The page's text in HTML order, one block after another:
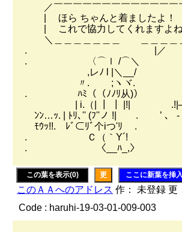
／￣￣￣￣￣￣￣￣￣￣￣￣￣
| ほら ちゃんと着ましたよ！
| これで協力してくれますよね
＼＿＿＿＿＿＿＿ ＿＿＿＿＿
. |／ . | んー
. 〈⌒ｌ /⌒＼ | や
,レﾉ l |＼__/ ,. ‐-ｰ- 、
〃. ;ヽヾ.
. ﾊﾐ（（ﾉﾉﾘ从)） ﾉﾊハ
| i.（| ┃ ┃ |!| .!|─ ─ ,iﾘ
ﾝﾝ…ｯ. | ﾄﾘ､'' (ﾌ''ノ !| . ’ 、 -
ﾓｳｯ!!. ﾚﾞ⊂ﾘﾞ个iつ'ﾘ . ｛!
. Ｃ（｀Y´! i´ﾞＴ`i ｼｶ
. 〈__ﾊ_,〉 〈
この葉を表示(0) 更 ここに新葉を挿入
このＡＡへのアドレス 作： 未登録 更
Code : haruhi-19-03-01-009-003